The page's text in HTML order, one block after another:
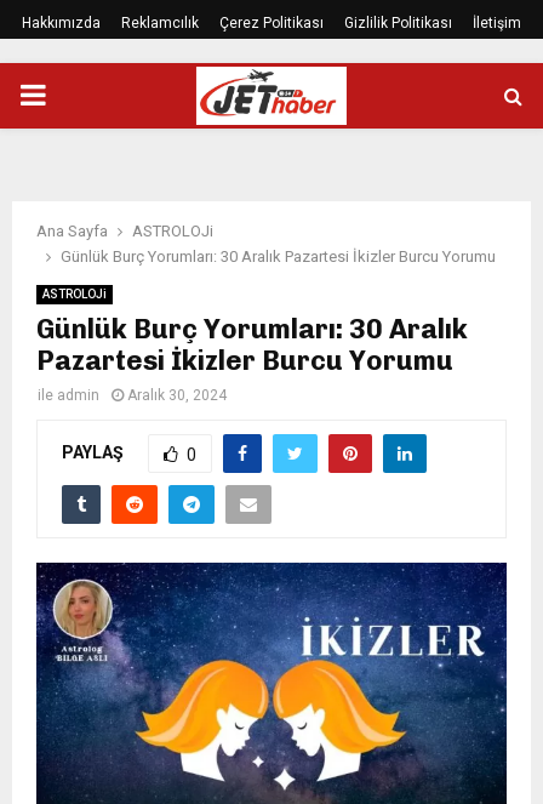
Hakkımızda Reklamcılık Çerez Politikası Gizlilik Politikası İletişim
PRIMARY
Ana Sayfa
ASTROLOJi
Günlük Burç Yorumları: 30 Aralık Pazartesi İkizler Burcu Yorumu
ASTROLOJi
Günlük Burç Yorumları: 30 Aralık
Pazartesi İkizler Burcu Yorumu
ile admin Aralık 30, 2024
PAYLAŞ 0